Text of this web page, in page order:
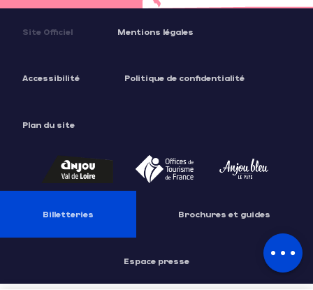
Description
par email
Site Officiel Mentions légales
Accessibilité Politique de confidentialité
Plan du site
Billetteries Brochures et guides
Espace presse